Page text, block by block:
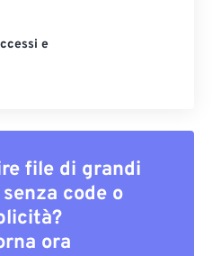
e
file di grandi
code o
ora